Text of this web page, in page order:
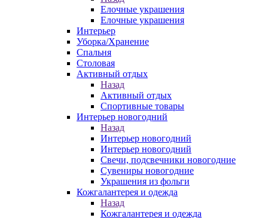
Елочные украшения
Елочные украшения
Интерьер
Уборка/Хранение
Спальня
Столовая
Активный отдых
Назад
Активный отдых
Спортивные товары
Интерьер новогодний
Назад
Интерьер новогодний
Интерьер новогодний
Свечи, подсвечники новогодние
Сувениры новогодние
Украшения из фольги
Кожгалантерея и одежда
Назад
Кожгалантерея и одежда